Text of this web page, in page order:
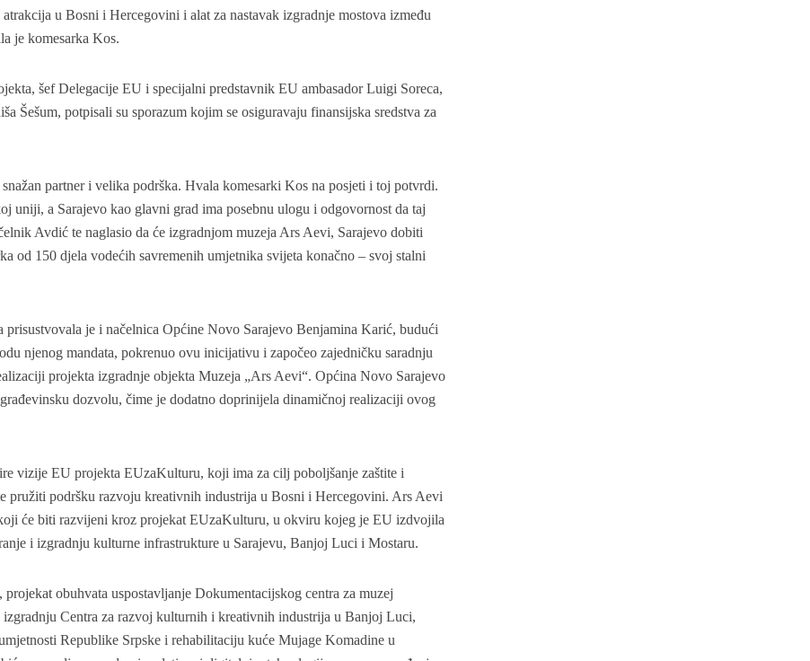
u Bosni i Hercegovini i alat za nastavak izgradnje mostova između
je komesarka Kos.
šef Delegacije EU i specijalni predstavnik EU ambasador Luigi Soreca,
Šešum, potpisali su sporazum kojim se osiguravaju finansijska sredstva za
partner i velika podrška. Hvala komesarki Kos na posjeti i toj potvrdi.
uniji, a Sarajevo kao glavni grad ima posebnu ulogu i odgovornost da taj
Avdić te naglasio da će izgradnjom muzeja Ars Aevi, Sarajevo dobiti
od 150 djela vodećih savremenih umjetnika svijeta konačno – svoj stalni
prisustvovala je i načelnica Općine Novo Sarajevo Benjamina Karić, budući
njenog mandata, pokrenuo ovu inicijativu i započeo zajedničku saradnju
projekta izgradnje objekta Muzeja „Ars Aevi“. Općina Novo Sarajevo
dozvolu, čime je dodatno doprinijela dinamičnoj realizaciji ovog
vizije EU projekta EUzaKulturu, koji ima za cilj poboljšanje zaštite i
pružiti podršku razvoju kreativnih industrija u Bosni i Hercegovini. Ars Aevi
će biti razvijeni kroz projekat EUzaKulturu, u okviru kojeg je EU izdvojila
i izgradnju kulturne infrastrukture u Sarajevu, Banjoj Luci i Mostaru.
obuhvata uspostavljanje Dokumentacijskog centra za muzej
izgradnju Centra za razvoj kulturnih i kreativnih industrija u Banjoj Luci,
Republike Srpske i rehabilitaciju kuće Mujage Komadine u